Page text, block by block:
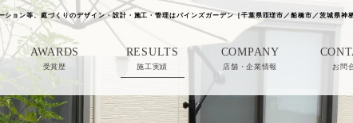
ョン等、庭づくりのデザイン・設計・施工・管理はパインズガーデン［千葉県匝瑳市／船橋市／茨城県神栖
AWARDS
受賞歴
RESULTS
施工実績
COMPANY
店舗・企業情報 お問